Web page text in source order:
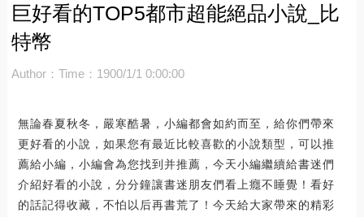
巨好看的TOP5都市超能絕品小說_比
特幣
Author： Time：1900/1/1 0:00:00
無論春夏秋冬，嚴寒酷暑，小編都會如約而至，給你們帶來
更好看的小說，如果您有最近比較喜歡的小說類型，可以推
薦給小編，小編會為您找到并推薦，今天小編繼續給書迷們
介紹好看的小說，分分鐘讓書迷朋友們看上癮不睡覺！看好
的話記得收藏，不怕以后再書荒了！今天給大家帶來的精彩